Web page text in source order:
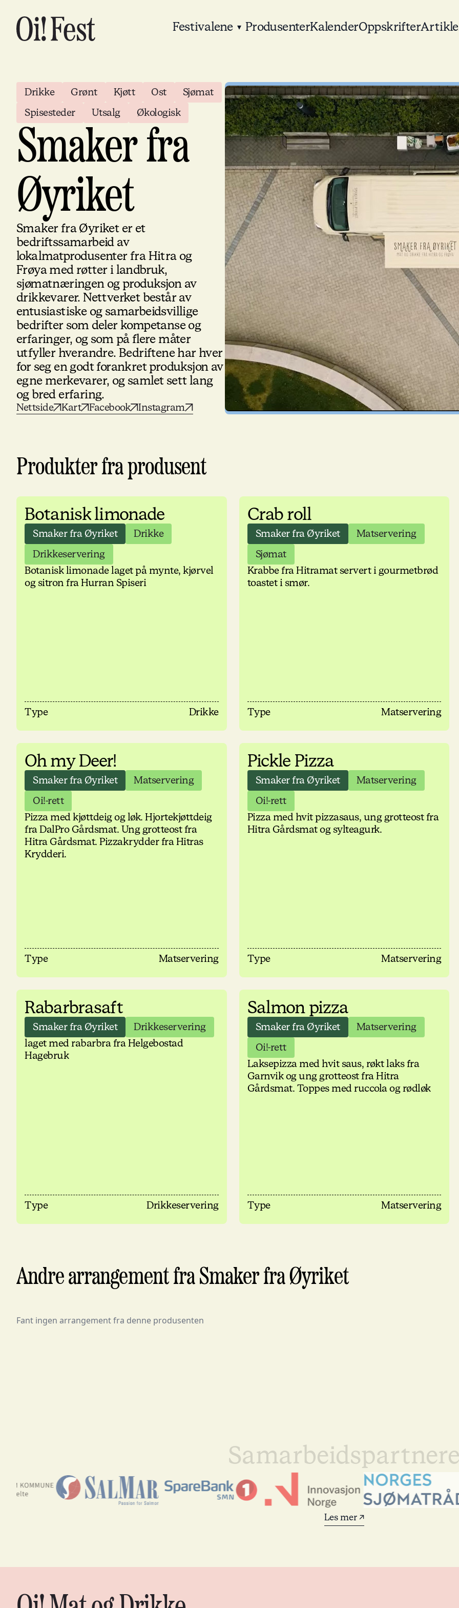
Festivalene ▾ ProdusenterKalenderOppskrifter
Drikke Grønt Kjøtt Ost
Sjømat
Spisesteder
Utsalg Økologisk
Smaker fra
Øyriket
Smaker fra Øyriket er et
bedriftssamarbeid av
lokalmatprodusenter fra Hitra og
Frøya med røtter i landbruk,
sjømatnæringen og produksjon av
drikkevarer. Nettverket består av
entusiastiske og samarbeidsvillige
bedrifter som deler kompetanse og
erfaringer, og som på flere måter
utfyller hverandre. Bedriftene har hver
for seg en godt forankret produksjon av
egne merkevarer, og samlet sett lang
og bred erfaring.
Nettside Kart Facebook Instagram
Produkter fra produsent
Botanisk limonade
Smaker fra Øyriket
Drikke
Drikkeservering
Botanisk limonade laget på mynte, kjørvel
og sitron fra Hurran Spiseri
Type Drikke
Crab roll
Smaker fra Øyriket
Matservering
Sjømat
Krabbe fra Hitramat servert i gourmetbrød
toastet i smør.
Type Matservering
Oh my Deer!
Smaker fra Øyriket
Matservering
Oi!-rett
Pizza med kjøttdeig og løk. Hjortekjøttdeig
fra DalPro Gårdsmat. Ung grotteost fra
Hitra Gårdsmat. Pizzakrydder fra Hitras
Krydderi.
Type Matservering
Pickle Pizza
Smaker fra Øyriket
Matservering
Oi!-rett
Pizza med hvit pizzasaus, ung grotteost fra
Hitra Gårdsmat og sylteagurk.
Type Matservering
Rabarbrasaft
Smaker fra Øyriket
Drikkeservering
laget med rabarbra fra Helgebostad
Hagebruk
Type Drikkeservering
Salmon pizza
Smaker fra Øyriket
Matservering
Oi!-rett
Laksepizza med hvit saus, røkt laks fra
Garnvik og ung grotteost fra Hitra
Gårdsmat. Toppes med ruccola og rødløk
Type Matservering
Andre arrangement fra Smaker fra Øyriket
Fant ingen arrangement fra denne produsenten
Samarbeidspartnere
Les mer ↗